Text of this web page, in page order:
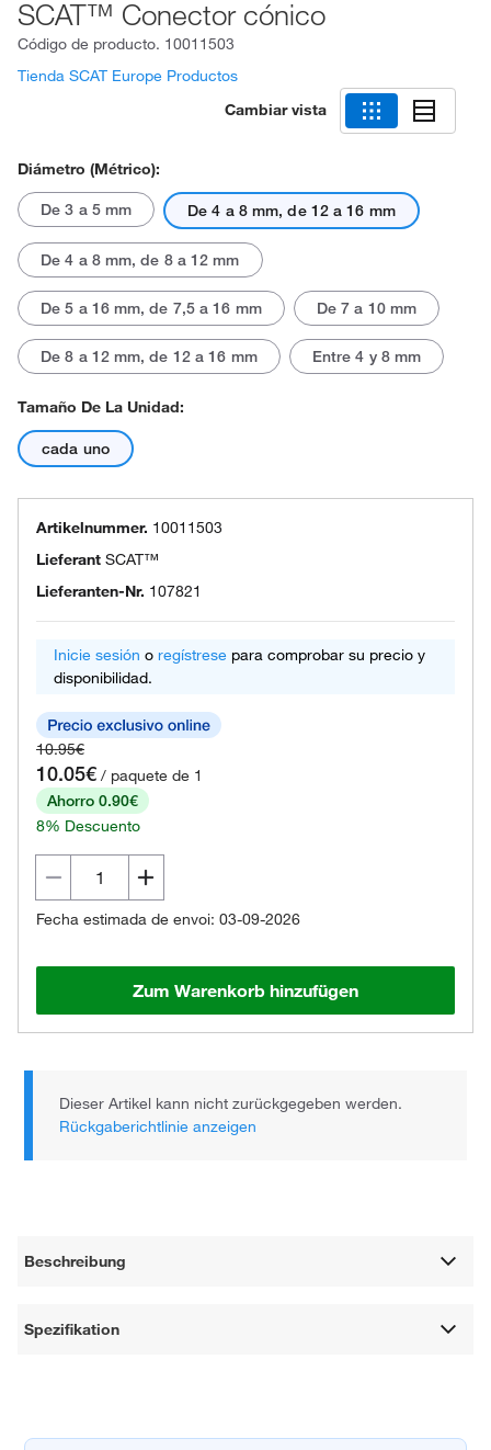
SCAT™ Conector cónico
Código de producto. 10011503
Tienda SCAT Europe Productos
Cambiar vista
Diámetro (métrico):
De 3 a 5 mm De 4 a 8 mm, de 12 a 16 mm
De 4 a 8 mm, de 8 a 12 mm
De 5 a 16 mm, de 7,5 a 16 mm De 7 a 10 mm
De 8 a 12 mm, de 12 a 16 mm Entre 4 y 8 mm
Tamaño De La Unidad:
cada uno
Artikelnummer. 10011503
Lieferant SCAT™
Lieferanten-Nr. 107821
Inicie sesión o regístrese para comprobar su precio y
disponibilidad.
10.95€
10.05€ / paquete de 1
Ahorro 0.90€
8% Descuento
Fecha estimada de envoi: 03-09-2026
Zum Warenkorb hinzufügen
Dieser Artikel kann nicht zurückgegeben werden.
Rückgaberichtlinie anzeigen
Beschreibung
Spezifikation